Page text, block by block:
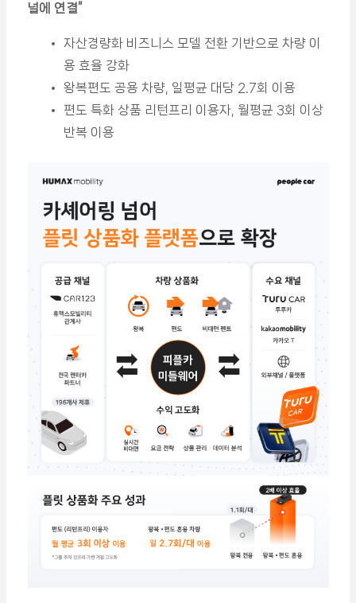
널에 연결”
자산경량화 비즈니스 모델 전환 기반으로 차량 이
용 효율 강화
왕복편도 공용 차량, 일평균 대당 2.7회 이용
편도 특화 상품 리턴프리 이용자, 월평균 3회 이상
반복 이용